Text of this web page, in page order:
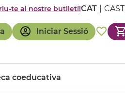
Iniciar Sessió
te al nostre butlletí!CAT CAST
coeducativa